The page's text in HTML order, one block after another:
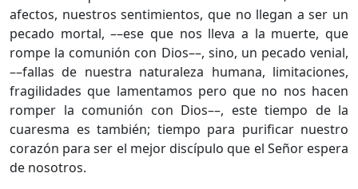
afectos, nuestros sentimientos, que no llegan a ser un
pecado mortal, ––ese que nos lleva a la muerte, que
rompe la comunión con Dios––, sino, un pecado venial,
––fallas de nuestra naturaleza humana, limitaciones,
fragilidades que lamentamos pero que no nos hacen
romper la comunión con Dios––, este tiempo de la
cuaresma es también; tiempo para purificar nuestro
corazón para ser el mejor discípulo que el Señor espera
de nosotros.